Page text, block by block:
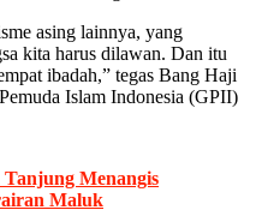
asing lainnya, yang
kita harus dilawan. Dan itu
ibadah,” tegas Bang Haji
Islam Indonesia (GPII)
Menangis
Maluk